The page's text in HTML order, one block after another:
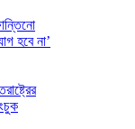
হবে না’